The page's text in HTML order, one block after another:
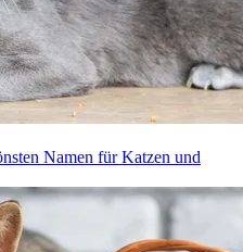
Namen für Katzen und